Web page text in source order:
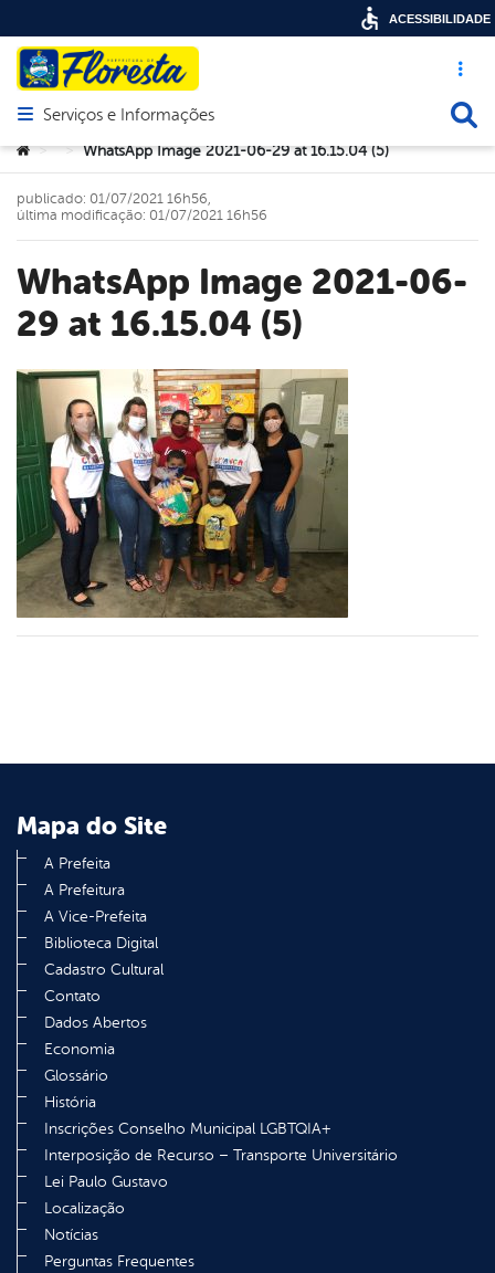
Acesso
Abrir menu principal de navegação
Serviços e Informações
Você está aqui:
> > WhatsApp Image 2021-06-29 at 16.15.04 (5)
WhatsApp Image 2021-06-
29 at 16.15.04 (5)
publicado: 01/07/2021 16h56,
última modificação: 01/07/2021 16h56
Mapa do Site
A Prefeita
A Prefeitura
A Vice-Prefeita
Biblioteca Digital
Cadastro Cultural
Contato
Dados Abertos
Economia
Glossário
História
Inscrições Conselho Municipal LGBTQIA+
Interposição de Recurso – Transporte Universitário
Lei Paulo Gustavo
Localização
Notícias
Perguntas Frequentes
ACESSIBILIDADE